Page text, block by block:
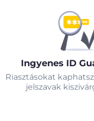
Ingyenes ID
Riasztásokat
jelszavak